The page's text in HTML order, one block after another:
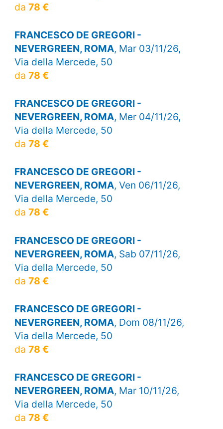
da 78 €
FRANCESCO DE GREGORI -
NEVERGREEN, ROMA, Mar 03/11/26,
Via della Mercede, 50
da 78 €
FRANCESCO DE GREGORI -
NEVERGREEN, ROMA, Mer 04/11/26,
Via della Mercede, 50
da 78 €
FRANCESCO DE GREGORI -
NEVERGREEN, ROMA, Ven 06/11/26,
Via della Mercede, 50
da 78 €
FRANCESCO DE GREGORI -
NEVERGREEN, ROMA, Sab 07/11/26,
Via della Mercede, 50
da 78 €
FRANCESCO DE GREGORI -
NEVERGREEN, ROMA, Dom 08/11/26,
Via della Mercede, 50
da 78 €
FRANCESCO DE GREGORI -
NEVERGREEN, ROMA, Mar 10/11/26,
Via della Mercede, 50
da 78 €